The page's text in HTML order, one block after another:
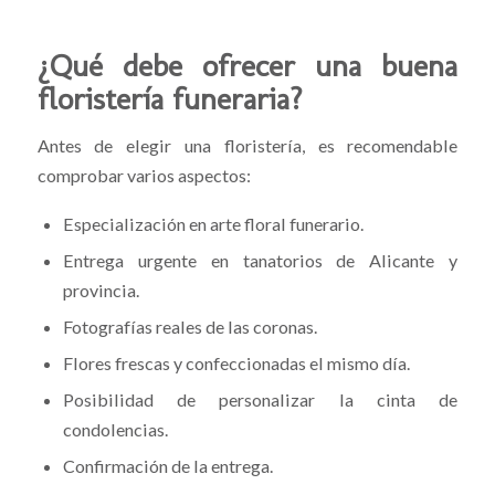
¿Qué debe ofrecer una buena
floristería funeraria?
Antes de elegir una floristería, es recomendable
comprobar varios aspectos:
Especialización en arte floral funerario.
Entrega urgente en tanatorios de Alicante y
provincia.
Fotografías reales de las coronas.
Flores frescas y confeccionadas el mismo día.
Posibilidad de personalizar la cinta de
condolencias.
Confirmación de la entrega.